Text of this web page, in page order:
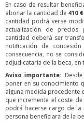
En caso de resultar
abonar la cantidad de 410 €
cantidad podrá verse
actualización de precios
cantidad deberá ser
notificación de
consecuencia, no se
adjudicataria de la beca,
Aviso importante:
poner en su conocimiento
alguna medida procedente
que incremente el coste
podrá hacerse cargo de la
persona beneficiara de la